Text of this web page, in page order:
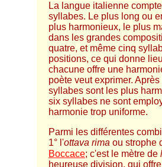
La langue italienne
syllabes. Le plus long ou
plus harmonieux, le plus
dans les grandes
quatre, et même cinq
positions, ce qui donne
chacune offre une
poète veut exprimer.
syllabes sont les plus
six syllabes ne sont
harmonie trop uniforme.
Parmi les différentes
1° l'ottava rima ou strophe
Boccace; c'est le mètre de
heureuse division, qui